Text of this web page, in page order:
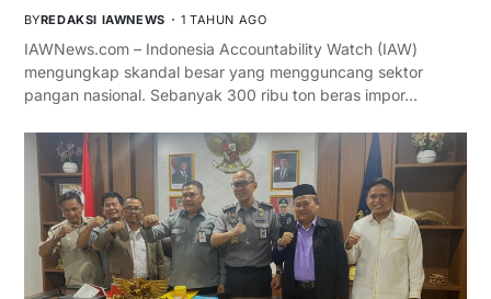
BYREDAKSI IAWNEWS 1 TAHUN AGO
IAWNews.com – Indonesia Accountability Watch (IAW)
mengungkap skandal besar yang mengguncang sektor
pangan nasional. Sebanyak 300 ribu ton beras impor…